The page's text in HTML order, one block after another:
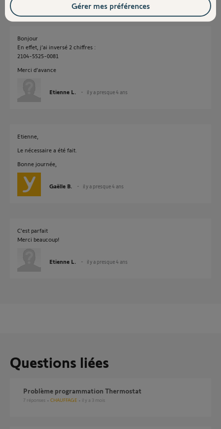
Bonjour
En effet, j’ai inversé 2 chiffres :
2104-5525-0081
Merci d’avance
Etienne L. il y a presque 4 ans
Etienne,
Le nécessaire a été fait.
Bonne journée,
Gaëlle B. il y a presque 4 ans
C’est parfait
Merci beaucoup!
Etienne L. il y a presque 4 ans
Questions liées
Problème programmation Thermostat
7 réponses CHAUFFAGE il y a 3 mois
Gérer mes préférences